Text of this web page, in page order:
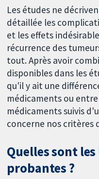
Les études ne
détaillée les
et les effets
récurrence des
tout. Après avoir
disponibles dans les
qu'il y ait une
médicaments ou
médicaments suivis
concerne nos critères
Quelles sont
probantes ?